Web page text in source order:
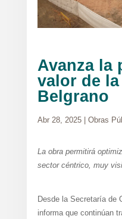
Avanza la
valor de
Belgrano
Abr 28, 2025| Obras
La obra permitirá
sector céntrico, muy
Desde la Secretaría de
informa que continúan